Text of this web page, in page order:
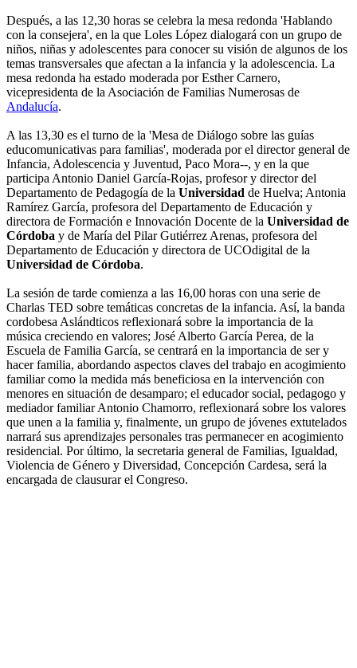
Después, a las 12,30 horas se celebra la mesa redonda 'Hablando
con la consejera', en la que Loles López dialogará con un grupo de
niños, niñas y adolescentes para conocer su visión de algunos de los
temas transversales que afectan a la infancia y la adolescencia. La
mesa redonda ha estado moderada por Esther Carnero,
vicepresidenta de la Asociación de Familias Numerosas de
Andalucía.
A las 13,30 es el turno de la 'Mesa de Diálogo sobre las guías
educomunicativas para familias', moderada por el director general de
Infancia, Adolescencia y Juventud, Paco Mora--, y en la que
participa Antonio Daniel García-Rojas, profesor y director del
Departamento de Pedagogía de la Universidad de Huelva; Antonia
Ramírez García, profesora del Departamento de Educación y
directora de Formación e Innovación Docente de la Universidad de
Córdoba y de María del Pilar Gutiérrez Arenas, profesora del
Departamento de Educación y directora de UCOdigital de la
Universidad de Córdoba.
La sesión de tarde comienza a las 16,00 horas con una serie de
Charlas TED sobre temáticas concretas de la infancia. Así, la banda
cordobesa Aslándticos reflexionará sobre la importancia de la
música creciendo en valores; José Alberto García Perea, de la
Escuela de Familia García, se centrará en la importancia de ser y
hacer familia, abordando aspectos claves del trabajo en acogimiento
familiar como la medida más beneficiosa en la intervención con
menores en situación de desamparo; el educador social, pedagogo y
mediador familiar Antonio Chamorro, reflexionará sobre los valores
que unen a la familia y, finalmente, un grupo de jóvenes extutelados
narrará sus aprendizajes personales tras permanecer en acogimiento
residencial. Por último, la secretaria general de Familias, Igualdad,
Violencia de Género y Diversidad, Concepción Cardesa, será la
encargada de clausurar el Congreso.